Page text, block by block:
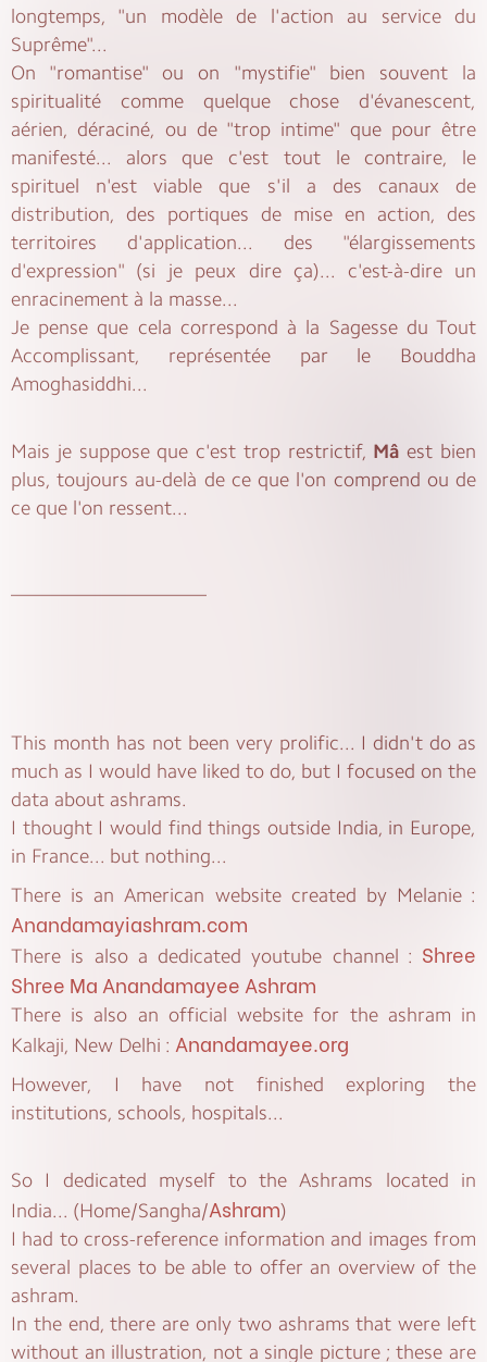
longtemps, "un modèle de l'action au service du
Suprême"...
On "romantise" ou on "mystifie" bien souvent la
spiritualité comme quelque chose d'évanescent,
aérien, déraciné, ou de "trop intime" que pour être
manifesté... alors que c'est tout le contraire, le
spirituel n'est viable que s'il a des canaux de
distribution, des portiques de mise en action, des
territoires d'application... des "élargissements
d'expression" (si je peux dire ça)... c'est-à-dire un
enracinement à la masse...
Je pense que cela correspond à la Sagesse du Tout
Accomplissant, représentée par le Bouddha
Amoghasiddhi...
Mais je suppose que c'est trop restrictif, Mâ est bien
plus, toujours au-delà de ce que l'on comprend ou de
ce que l'on ressent...
This month has not been very prolific... I didn't do as
much as I would have liked to do, but I focused on the
data about ashrams.
I thought I would find things outside India, in Europe,
in France... but nothing...
There is an American website created by Melanie :
Anandamayiashram.com
There is also a dedicated youtube channel : Shree
Shree Ma Anandamayee Ashram
There is also an official website for the ashram in
Kalkaji, New Delhi : Anandamayee.org
However, I have not finished exploring the
institutions, schools, hospitals...
So I dedicated myself to the Ashrams located in
India... (Home/Sangha/Ashram)
I had to cross-reference information and images from
several places to be able to offer an overview of the
ashram.
In the end, there are only two ashrams that were left
without an illustration, not a single picture ; these are